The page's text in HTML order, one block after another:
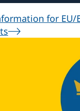
for EU/